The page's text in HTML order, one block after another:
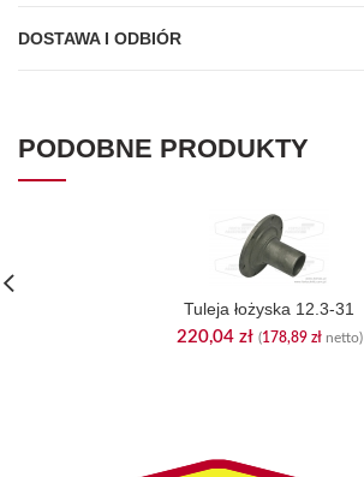
DOSTAWA I ODBIÓR
PODOBNE PRODUKTY
Tuleja łożyska 12.3-31
220,04 zł (178,89 złnetto)